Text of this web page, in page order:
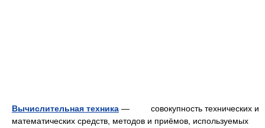
Вычислительная техника — совокупность технических и
математических средств, методов и приёмов, используемых